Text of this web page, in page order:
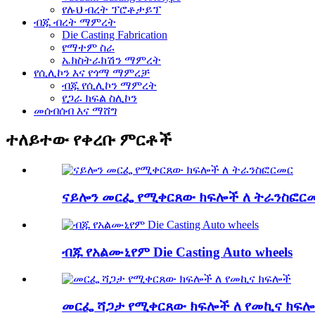
የሉህ ብረት ፕሮቶታይፕ
ብጁ ብረት ማምረት
Die Casting Fabrication
የማተም ስራ
ኤክስትራክሽን ማምረት
የሲሊኮን እና የጎማ ማምረቻ
ብጁ የሲሊኮን ማምረት
የጋራ ክፍል ስሊኮን
መሰብሰብ እና ማሸግ
ተለይተው የቀረቡ ምርቶች
ናይሎን መርፌ የሚቀርጸው ክፍሎች ለ
ብጁ የአልሙኒየም Die Casting Auto wheels
መርፌ ሻጋታ የሚቀርጸው ክፍሎች ለ የመኪና